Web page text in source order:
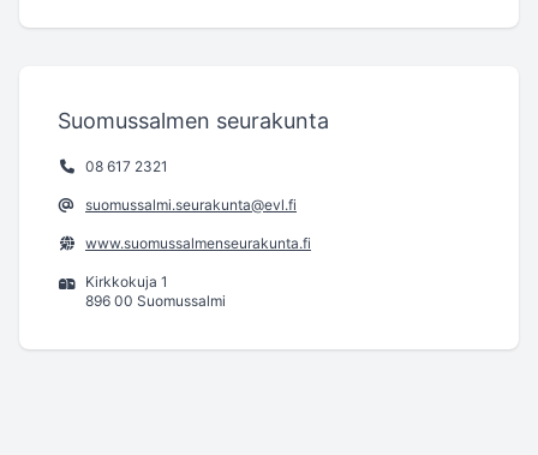
Suomussalmen seurakunta
08 617 2321
suomussalmi.seurakunta@evl.fi
www.suomussalmenseurakunta.fi
Kirkkokuja 1
896 00 Suomussalmi